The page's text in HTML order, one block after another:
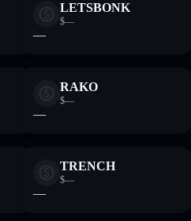
LETSBONK
$—
—
RAKO
$—
—
TRENCH
$—
—